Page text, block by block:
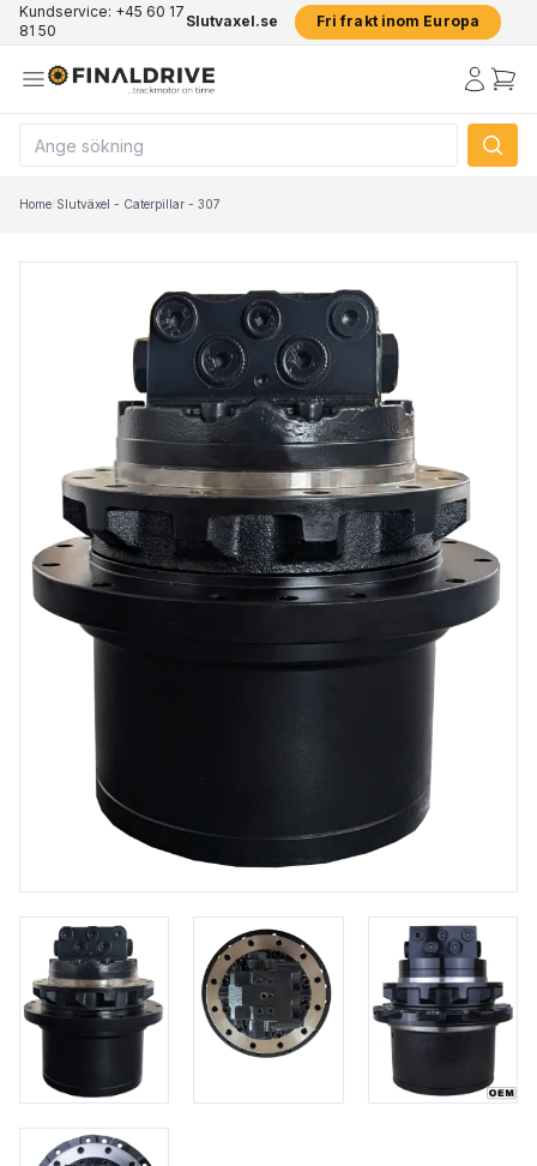
Kundservice: +45 60 17
81 50
Slutvaxel.se Fri frakt inom Europa
Home/Slutväxel - Caterpillar - 307